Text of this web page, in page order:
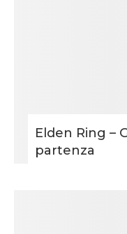
Elden Ring –
partenza